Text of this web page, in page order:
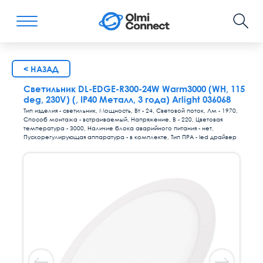
< НАЗАД
Светильник DL-EDGE-R300-24W Warm3000 (WH, 115
deg, 230V) (, IP40 Металл, 3 года) Arlight 036068
Тип изделия - светильник, Мощность, Вт - 24, Световой поток, Лм - 1970,
Способ монтажа - встраиваемый, Напряжение, В - 220, Цветовая
температура - 3000, Наличие блока аварийного питания - нет,
Пускорегулирующая аппаратура - в комплекте, Тип ПРА - led драйвер